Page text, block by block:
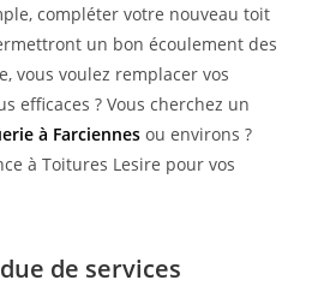
compléter votre nouveau toit
un bon écoulement des
vous voulez remplacer vos
efficaces ? Vous cherchez un
à Farciennes ou environs ?
à Toitures Lesire pour vos
de services